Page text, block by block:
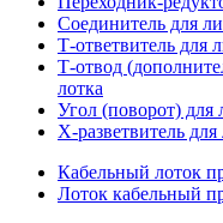
Соединитель для
Т-ответвитель для
Т-отвод
лотка
Угол (поворот) для
Х-разветвитель
Кабельный лоток
Лоток кабельный